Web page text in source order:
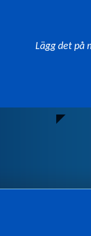
Lägg det på